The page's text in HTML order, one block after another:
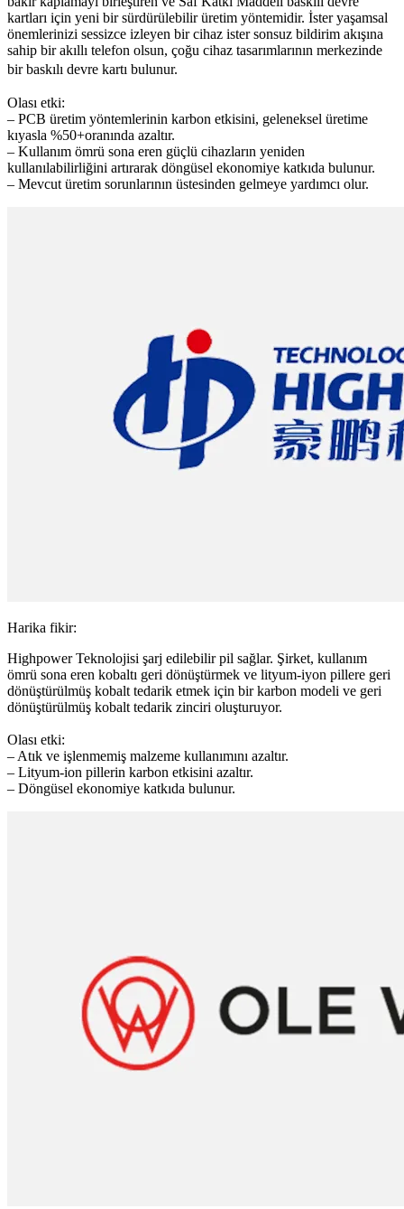
kartları için yeni bir sürdürülebilir üretim yöntemidir. İster yaşamsal
önemlerinizi sessizce izleyen bir cihaz ister sonsuz bildirim akışına
sahip bir akıllı telefon olsun, çoğu cihaz tasarımlarının merkezinde
bir baskılı devre kartı bulunur.
Olası etki:
– PCB üretim yöntemlerinin karbon etkisini, geleneksel üretime
kıyasla %50+oranında azaltır.
– Kullanım ömrü sona eren güçlü cihazların yeniden
kullanılabilirliğini artırarak döngüsel ekonomiye katkıda bulunur.
– Mevcut üretim sorunlarının üstesinden gelmeye yardımcı olur.
Harika fikir:
Highpower Teknolojisi şarj edilebilir pil sağlar. Şirket, kullanım
ömrü sona eren kobaltı geri dönüştürmek ve lityum-iyon pillere geri
dönüştürülmüş kobalt tedarik etmek için bir karbon modeli ve geri
dönüştürülmüş kobalt tedarik zinciri oluşturuyor.
Olası etki:
– Atık ve işlenmemiş malzeme kullanımını azaltır.
– Lityum-ion pillerin karbon etkisini azaltır.
– Döngüsel ekonomiye katkıda bulunur.